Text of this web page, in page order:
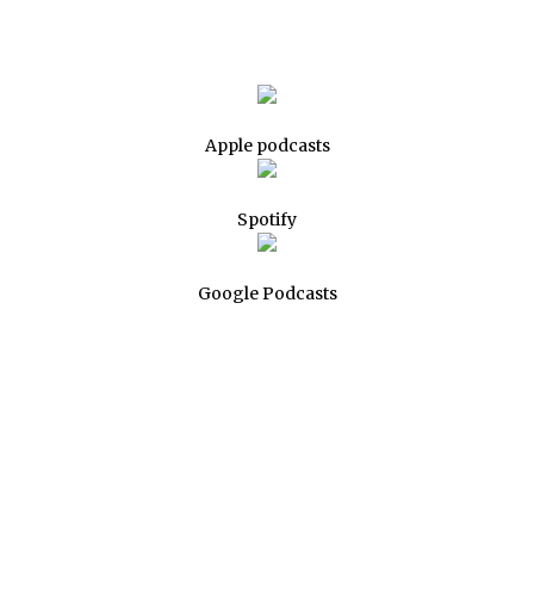
Apple podcasts
Spotify
Google Podcasts